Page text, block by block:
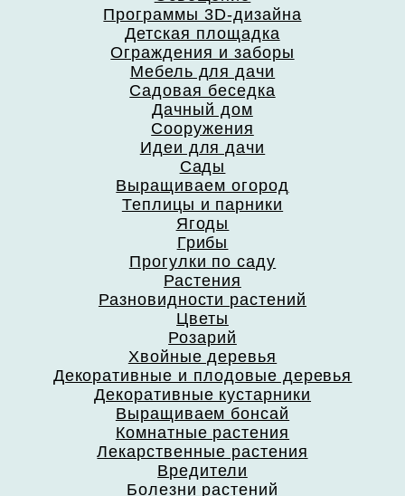
Программы 3D-дизайна
Детская площадка
Ограждения и заборы
Мебель для дачи
Садовая беседка
Дачный дом
Сооружения
Идеи для дачи
Сады
Выращиваем огород
Теплицы и парники
Ягоды
Грибы
Прогулки по саду
Растения
Разновидности растений
Цветы
Розарий
Хвойные деревья
Декоративные и плодовые деревья
Декоративные кустарники
Выращиваем бонсай
Комнатные растения
Лекарственные растения
Вредители
Болезни растений